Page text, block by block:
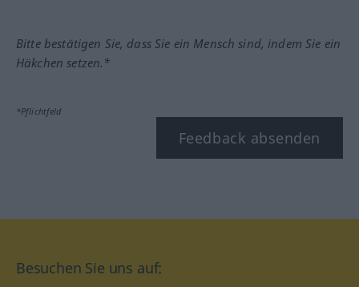
Bitte bestätigen Sie, dass Sie ein Mensch sind, indem Sie ein
Häkchen setzen.*
*Pflichtfeld
Feedback absenden
Besuchen Sie uns auf: